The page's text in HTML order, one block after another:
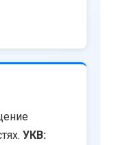
УКВ: